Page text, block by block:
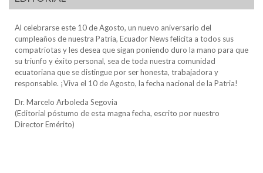
Al celebrarse este 10 de Agosto, un nuevo aniversario del
cumpleaños de nuestra Patria, Ecuador News felicita a todos sus
compatriotas y les desea que sigan poniendo duro la mano para que
su triunfo y éxito personal, sea de toda nuestra comunidad
ecuatoriana que se distingue por ser honesta, trabajadora y
responsable. ¡Viva el 10 de Agosto, la fecha nacional de la Patria!
Dr. Marcelo Arboleda Segovia
(Editorial póstumo de esta magna fecha, escrito por nuestro
Director Emérito)